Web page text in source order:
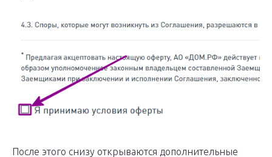
После этого снизу открываются дополнительные